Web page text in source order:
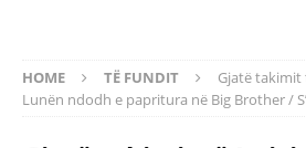
HOME TË FUNDIT
Gjatë takimit
Lunën ndodh e papritura në Big Brother /